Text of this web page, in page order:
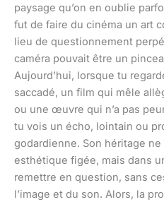
paysage qu’on en oublie
fut de faire du cinéma un art
lieu de questionnement
caméra pouvait être un
Aujourd’hui, lorsque tu
saccadé, un film qui mêle
ou une œuvre qui n’a pas
tu vois un écho, lointain ou
godardienne. Son héritage
esthétique figée, mais dans
remettre en question, sans
l’image et du son. Alors, la